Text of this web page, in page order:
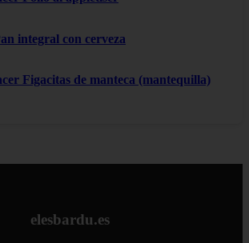
integral con cerveza
Figacitas de manteca (mantequilla)
elesbardu.es